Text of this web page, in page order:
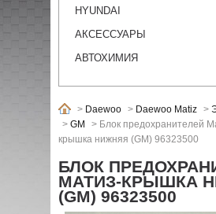
HYUNDAI
АКСЕССУАРЫ
АВТОХИМИЯ
> Daewoo > Daewoo Matiz >
> GM > Блок предохранителей
крышка нижняя (GM) 96323500
БЛОК
МАТИЗ-КРЫШКА
(GM) 96323500